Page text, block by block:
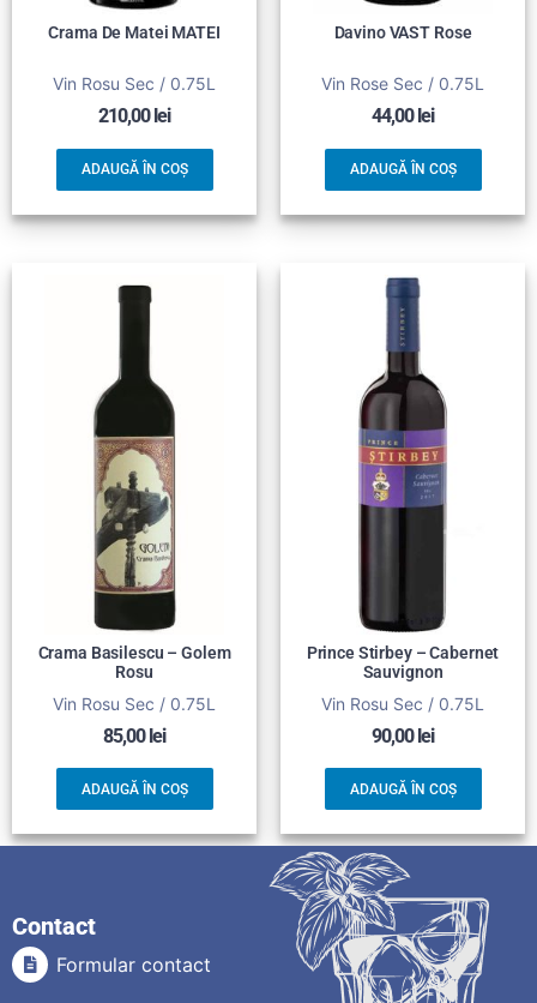
Crama De Matei MATEI
Vin Rosu Sec / 0.75L
210,00 lei
ADAUGĂ ÎN COȘ
Davino VAST Rose
Vin Rose Sec / 0.75L
44,00 lei
ADAUGĂ ÎN COȘ
Crama Basilescu – Golem
Rosu
Vin Rosu Sec / 0.75L
85,00lei
ADAUGĂ ÎN COȘ
Prince Stirbey – Cabernet
Sauvignon
Vin Rosu Sec / 0.75L
90,00lei
ADAUGĂ ÎN COȘ
Contact
Formular contact